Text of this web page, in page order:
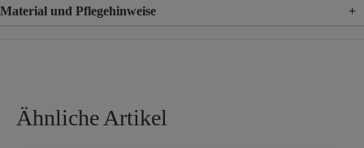
Material und Pflegehinweise +
Ähnliche Artikel